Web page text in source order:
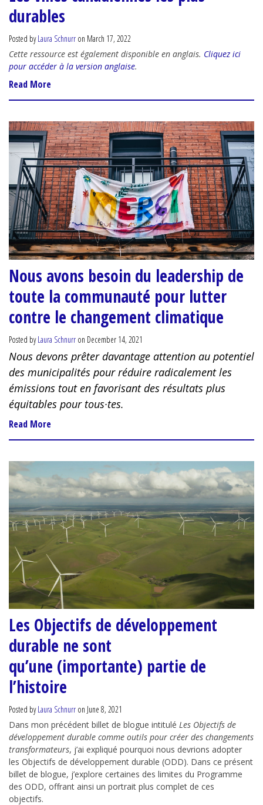
durables
Posted byLaura Schnurr on March 17, 2022
Cette ressource est également disponible en anglais. Cliquez ici
pour accéder à la version anglaise.
Read More
Nous avons besoin du leadership de
toute la communauté pour lutter
contre le changement climatique
Posted byLaura Schnurr on December 14, 2021
Nous devons prêter davantage attention au potentiel
des municipalités pour réduire radicalement les
émissions tout en favorisant des résultats plus
équitables pour tous·tes.
Read More
Les Objectifs de développement
durable ne sont
qu’une (importante) partie de
l’histoire
Posted byLaura Schnurr on June 8, 2021
Dans mon précédent billet de blogue intitulé Les Objectifs de
développement durable comme outils pour créer des changements
transformateurs, j’ai expliqué pourquoi nous devrions adopter
les Objectifs de développement durable (ODD). Dans ce présent
billet de blogue, j’explore certaines des limites du Programme
des ODD, offrant ainsi un portrait plus complet de ces
objectifs.